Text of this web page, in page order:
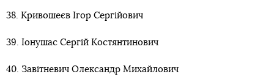
38. Кривошеєв Ігор Сергійович
39. Іонушас Сергій Костянтинович
40. Завітневич Олександр Михайлович